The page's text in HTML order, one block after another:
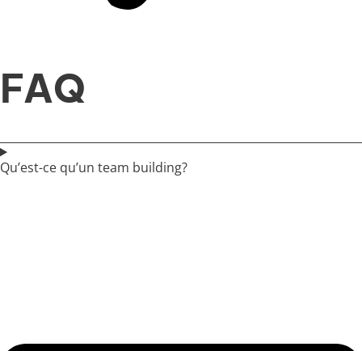
FAQ
Qu’est-ce qu’un team building?